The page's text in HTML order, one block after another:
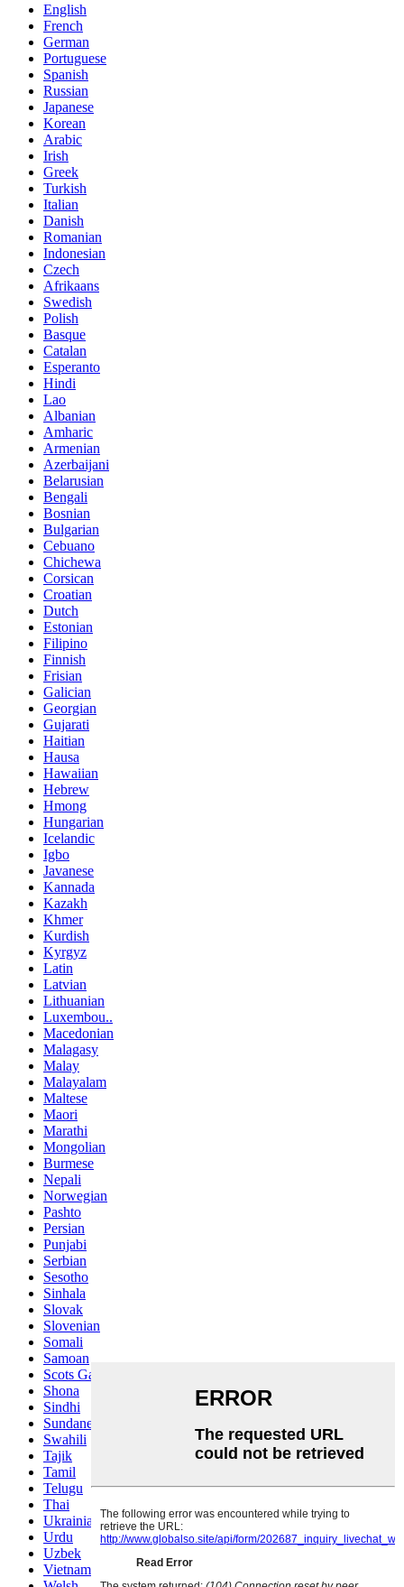
English
French
German
Portuguese
Spanish
Russian
Japanese
Korean
Arabic
Irish
Greek
Turkish
Italian
Danish
Romanian
Indonesian
Czech
Afrikaans
Swedish
Polish
Basque
Catalan
Esperanto
Hindi
Lao
Albanian
Amharic
Armenian
Azerbaijani
Belarusian
Bengali
Bosnian
Bulgarian
Cebuano
Chichewa
Corsican
Croatian
Dutch
Estonian
Filipino
Finnish
Frisian
Galician
Georgian
Gujarati
Haitian
Hausa
Hawaiian
Hebrew
Hmong
Hungarian
Icelandic
Igbo
Javanese
Kannada
Kazakh
Khmer
Kurdish
Kyrgyz
Latin
Latvian
Lithuanian
Luxembou..
Macedonian
Malagasy
Malay
Malayalam
Maltese
Maori
Marathi
Mongolian
Burmese
Nepali
Norwegian
Pashto
Persian
Punjabi
Serbian
Sesotho
Sinhala
Slovak
Slovenian
Somali
Samoan
Scots Gaelic
Shona
Sindhi
Sundanese
Swahili
Tajik
Tamil
Telugu
Thai
Ukrainian
Urdu
Uzbek
Vietnamese